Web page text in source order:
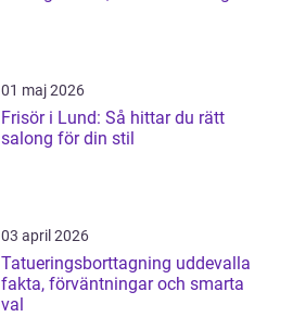
01 maj 2026
Frisör i Lund: Så hittar du rätt
salong för din stil
03 april 2026
Tatueringsborttagning uddevalla
fakta, förväntningar och smarta
val